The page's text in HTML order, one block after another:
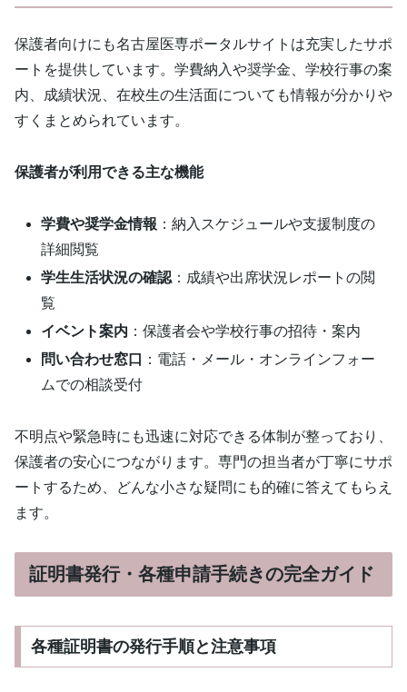
保護者向けにも名古屋医専ポータルサイトは充実したサポ
ートを提供しています。学費納入や奨学金、学校行事の案
内、成績状況、在校生の生活面についても情報が分かりや
すくまとめられています。
保護者が利用できる主な機能
学費や奨学金情報 ：納入スケジュールや支援制度の
詳細閲覧
学生生活状況の確認 ：成績や出席状況レポートの閲
覧
イベント案内 ：保護者会や学校行事の招待・案内
問い合わせ窓口
：電話・メール・オンラインフォー
ムでの相談受付
不明点や緊急時にも迅速に対応できる体制が整っており、
保護者の安心につながります。専門の担当者が丁寧にサポ
ートするため、どんな小さな疑問にも的確に答えてもらえ
ます。
証明書発行・各種申請手続きの完全ガイド
各種証明書の発行手順と注意事項